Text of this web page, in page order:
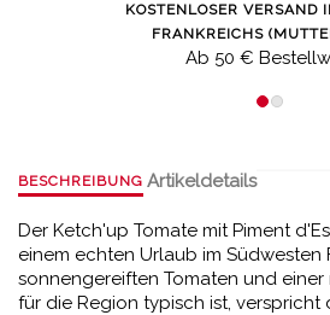
KOSTENLOSER VERSAND
FRANKREICHS
Ab 50 €
BESCHREIBUNG Artikeldetails
Der Ketch'up Tomate mit Piment
einem echten Urlaub im Südwesten
sonnengereiften Tomaten und
für die Region typisch ist, verspricht